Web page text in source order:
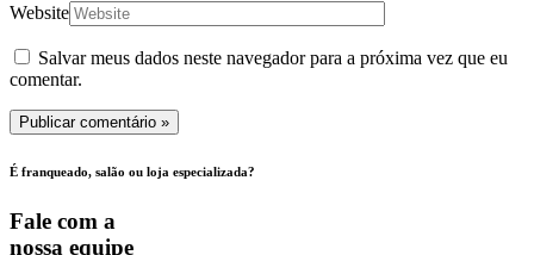
Website
Salvar meus dados neste navegador para a próxima vez que eu
comentar.
É franqueado, salão ou loja especializada?
Fale com a
nossa equipe